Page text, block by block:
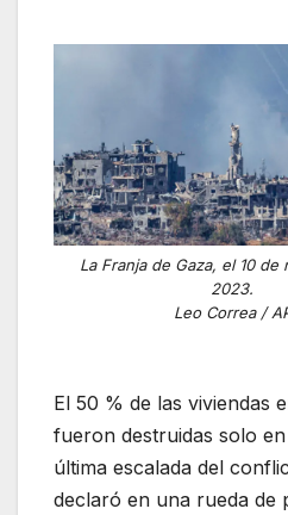
La Franja de Gaza, el 10 de
2023.
Leo Correa /
El 50 % de las viviendas
fueron destruidas solo
última escalada del
declaró en una rueda de